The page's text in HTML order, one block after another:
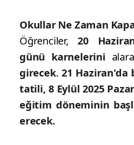
Okullar Ne Zaman
Öğrenciler,20
günü karnelerini
girecek.21 Haziran'da
tatili, 8 Eylül 2025
eğitim döneminin
erecek.